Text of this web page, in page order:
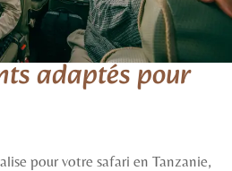
adaptés pour
pour votre safari en Tanzanie,